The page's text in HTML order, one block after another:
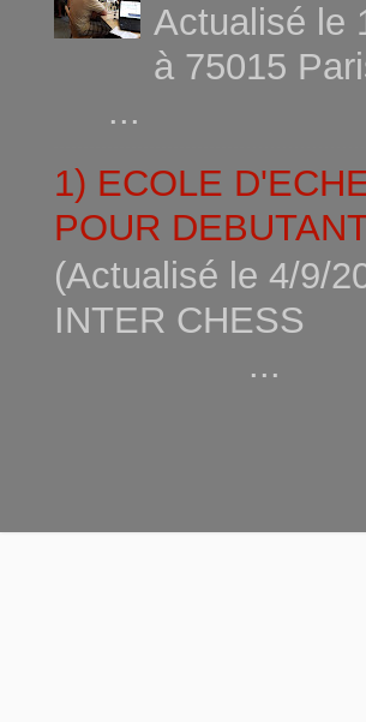
Actualisé le
à
...
1) ECOLE
POUR
(Actualisé le 4/9/
INTER CHESS
...